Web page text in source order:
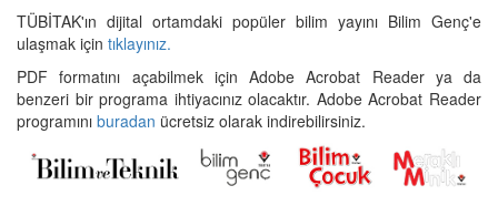
TÜBİTAK'ın dijital ortamdaki popüler bilim yayını Bilim Genç'e
ulaşmak için tıklayınız.
PDF formatını açabilmek için Adobe Acrobat Reader ya da
benzeri bir programa ihtiyacınız olacaktır. Adobe Acrobat Reader
programını buradan ücretsiz olarak indirebilirsiniz.